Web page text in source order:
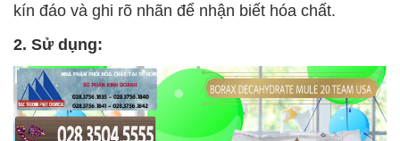
kín đáo và ghi rõ nhãn để nhận biết hóa chất.
2. Sử dụng: